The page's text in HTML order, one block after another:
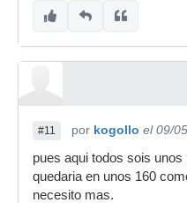
#11 por kogollo el 09/
pues aqui todos sois
quedaria en unos 160
necesito mas.